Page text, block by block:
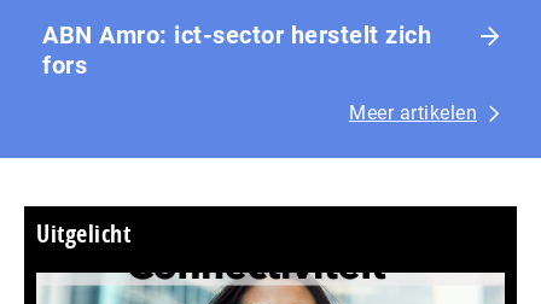
ABN Amro: ict-sector herstelt zich
fors
Meer artikelen
Uitgelicht